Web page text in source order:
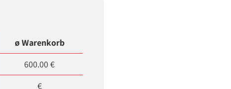
ø Warenkorb
600.00 €
€